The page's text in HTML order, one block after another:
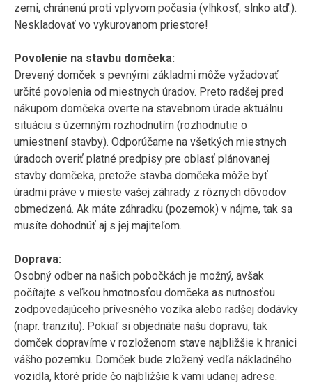
zemi, chránenú proti vplyvom počasia (vlhkosť, slnko atď.).
Neskladovať vo vykurovanom priestore!
Povolenie na stavbu domčeka:
Drevený domček s pevnými základmi môže vyžadovať
určité povolenia od miestnych úradov. Preto radšej pred
nákupom domčeka overte na stavebnom úrade aktuálnu
situáciu s územným rozhodnutím (rozhodnutie o
umiestnení stavby). Odporúčame na všetkých miestnych
úradoch overiť platné predpisy pre oblasť plánovanej
stavby domčeka, pretože stavba domčeka môže byť
úradmi práve v mieste vašej záhrady z rôznych dôvodov
obmedzená. Ak máte záhradku (pozemok) v nájme, tak sa
musíte dohodnúť aj s jej majiteľom.
Doprava:
Osobný odber na našich pobočkách je možný, avšak
počítajte s veľkou hmotnosťou domčeka as nutnosťou
zodpovedajúceho prívesného vozíka alebo radšej dodávky
(napr. tranzitu). Pokiaľ si objednáte našu dopravu, tak
domček dopravíme v rozloženom stave najbližšie k hranici
vášho pozemku. Domček bude zložený vedľa nákladného
vozidla, ktoré príde čo najbližšie k vami udanej adrese.